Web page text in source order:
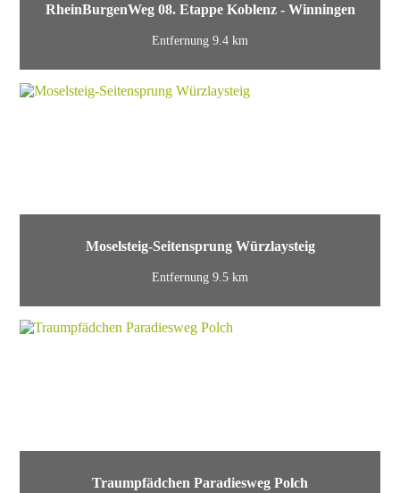
RheinBurgenWeg 08. Etappe Koblenz - Winningen
Entfernung 9.4 km
Moselsteig-Seitensprung Würzlaysteig
Entfernung 9.5 km
Traumpfädchen Paradiesweg Polch